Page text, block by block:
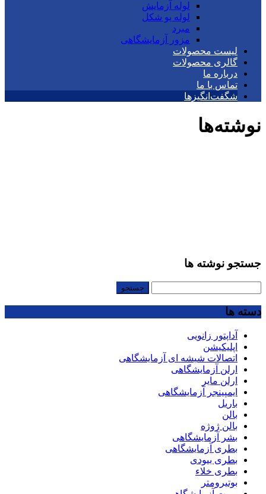
لوله آزمایش
لوله یو شکل
مبرد
مزور آزمایشگاهی
لیست محصولات
گالری محصولات
درباره ما
تماس با ما
شگفت‌انگیزها
نوشته‌ها
جستجو نوشته ها
دسته ها
آداپتور زانویی
اپلیکیشن
اتصالات شیشه ای آزمایشگاهی
ارلن آزمایشگاهی
ارلن مایر
ایمپینجر آزمایشگاهی
باریل
بالن
بالن ژوژه
بشر آزمایشگاهی
بطری آزمایشگاهی
بطری بیودی
بطری خلاء
بوتیرومتر